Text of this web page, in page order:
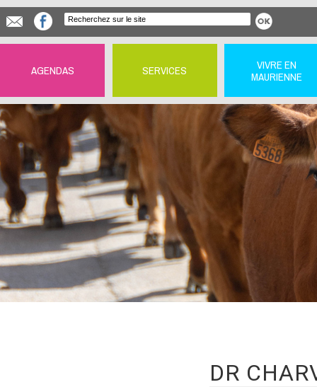
AGENDAS SERVICES
VIVRE EN
MAURIENNE
DR